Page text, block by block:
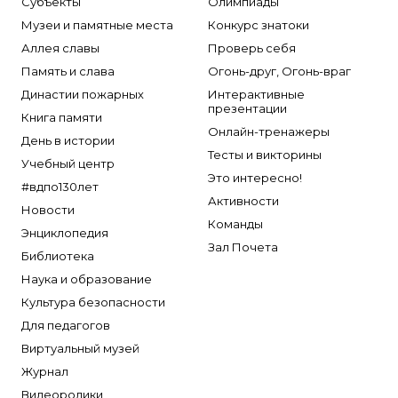
Музеи и памятные места
Аллея славы
Память и слава
Династии пожарных
Книга памяти
День в истории
Учебный центр
#вдпо130лет
Новости
Энциклопедия
Библиотека
Наука и образование
Культура безопасности
Для педагогов
Виртуальный музей
Журнал
Видеоролики
Конкурс знатоки
Проверь себя
Огонь-друг, Огонь-враг
Интерактивные
презентации
Онлайн-тренажеры
Тесты и викторины
Это интересно!
Активности
Команды
Зал Почета